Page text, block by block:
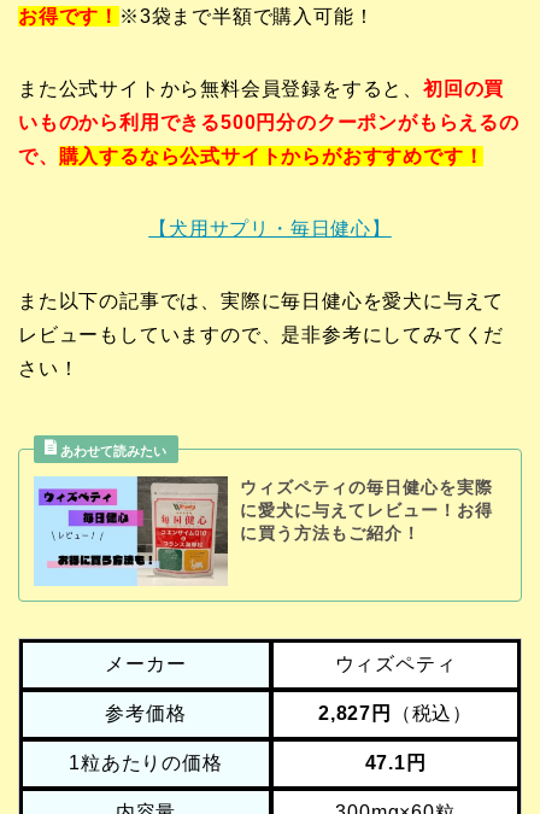
お得です！ ※3袋まで半額で購入可能！
また公式サイトから無料会員登録をすると、 初回の買
いものから利用できる500円分のクーポンがもらえるの
で、 購入するなら公式サイトからがおすすめです！
【犬用サプリ・毎日健心】
また以下の記事では、実際に毎日健心を愛犬に与えて
レビューもしていますので、是非参考にしてみてくだ
さい！
ウィズペティの毎日健心を実際
に愛犬に与えてレビュー！お得
に買う方法もご紹介！
メーカー ウィズペティ
参考価格 2,827円 （税込）
1粒あたりの価格 47.1円